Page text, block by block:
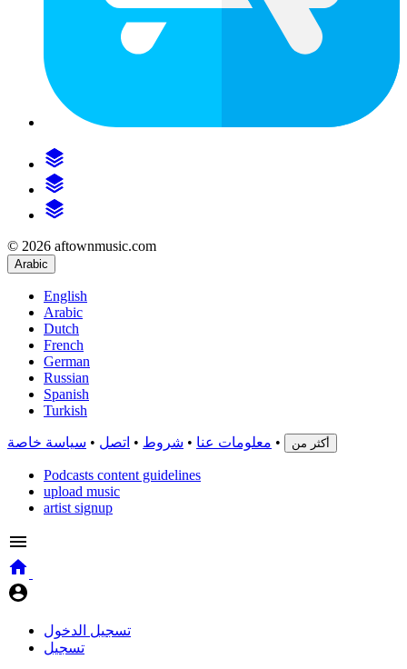
© 2026 aftownmusic.com
Arabic
English
Arabic
Dutch
French
German
Russian
Spanish
Turkish
معلومات عنا • شروط • اتصل • سياسة خاصة • أكثر من
Podcasts content guidelines
upload music
artist signup
تسجيل الدخول
تسجيل